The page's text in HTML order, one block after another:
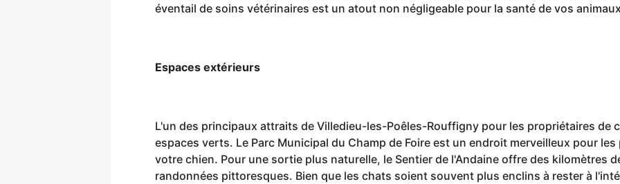
éventail de soins vétérinaires est un atout non négligeable pour la santé de vos
Espaces extérieurs
L'un des principaux attraits de Villedieu-les-Poêles-Rouffigny pour les propriétaires de
espaces verts. Le Parc Municipal du Champ de Foire est un endroit merveilleux pour
votre chien. Pour une sortie plus naturelle, le Sentier de l'Andaine offre des kilomètres
randonnées pittoresques. Bien que les chats soient souvent plus enclins à rester à